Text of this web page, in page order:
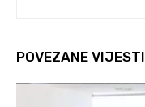
POVEZANE VIJESTI